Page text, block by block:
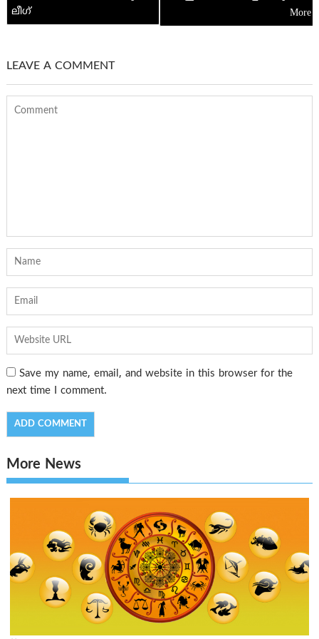
ലീഗ്
LEAVE A COMMENT
Save my name, email, and website in this browser for the
next time I comment.
More News